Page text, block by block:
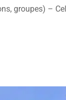
groupes) –